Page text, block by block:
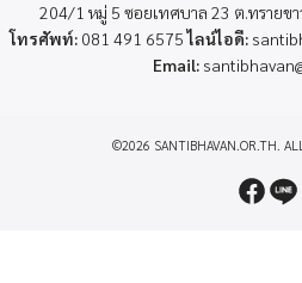
204/1 หมู่ 5 ซอยเทศบาล 23 ต.ทรายข
โทรศัพท์:081 491 6575ไลน์ไอดี:
Email:
©2026 SANTIBHAVAN.OR.TH.